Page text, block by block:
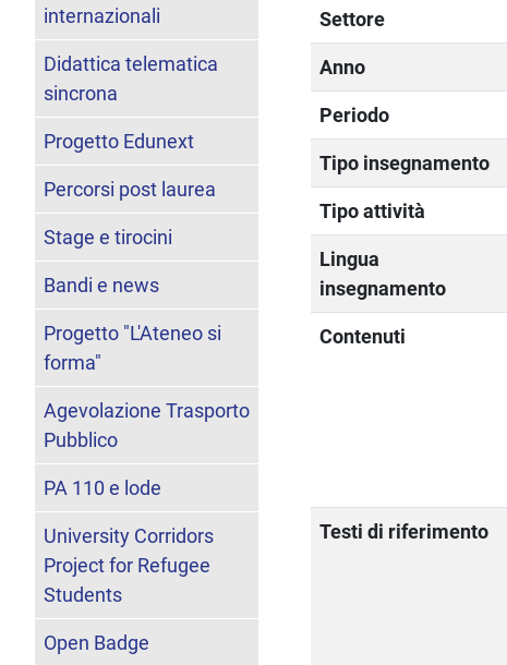
Settore
Anno
Periodo
Tipo insegnamento
Tipo attività
Lingua
insegnamento
Contenuti
Testi di riferimento
internazionali
Didattica telematica
sincrona
Progetto Edunext
Percorsi post laurea
Stage e tirocini
Bandi e news
Progetto "L'Ateneo si
forma"
Agevolazione Trasporto
Pubblico
PA 110 e lode
University Corridors
Project for Refugee
Students
Open Badge